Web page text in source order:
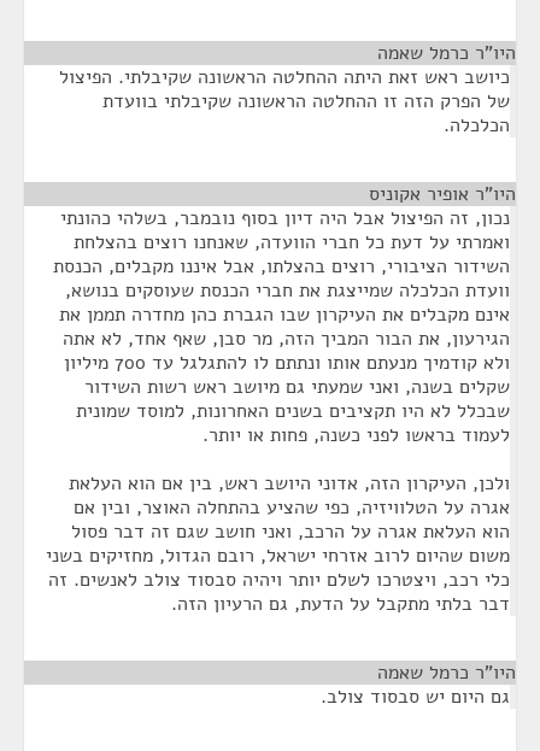
היו"ר כרמל שאמה
כיושב ראש זאת היתה ההחלטה הראשונה שקיבלתי. הפיצול
של הפרק הזה זו ההחלטה הראשונה שקיבלתי בוועדת
הכלכלה.
היו"ר אופיר אקוניס
נכון, זה הפיצול אבל היה דיון בסוף נובמבר, בשלהי כהונתי
ואמרתי על דעת כל חברי הוועדה, שאנחנו רוצים בהצלחת
השידור הציבורי, רוצים בהצלתו, אבל איננו מקבלים, הכנסת
וועדת הכלכלה שמייצגת את חברי הכנסת שעוסקים בנושא,
אינם מקבלים את העיקרון שבו הגברת כהן מחדרה תממן את
הגירעון, את הבור המביך הזה, מר סבן, שאף אחד, לא אתה
ולא קודמיך מנעתם אותו ונתתם לו להתגלגל עד 700 מיליון
שקלים בשנה, ואני שמעתי גם מיושב ראש רשות השידור
שבכלל לא היו תקציבים בשנים האחרונות, למוסד שמונית
לעמוד בראשו לפני כשנה, פחות או יותר.
ולכן, העיקרון הזה, אדוני היושב ראש, בין אם הוא העלאת
אגרה על הטלוויזיה, כפי שהציע בהתחלה האוצר, ובין אם
הוא העלאת אגרה על הרכב, ואני חושב שגם זה דבר פסול
משום שהיום לרוב אזרחי ישראל, רובם הגדול, מחזיקים בשני
כלי רכב, ויצטרכו לשלם יותר ויהיה סבסוד צולב לאנשים. זה
דבר בלתי מתקבל על הדעת, גם הרעיון הזה.
היו"ר כרמל שאמה
גם היום יש סבסוד צולב.